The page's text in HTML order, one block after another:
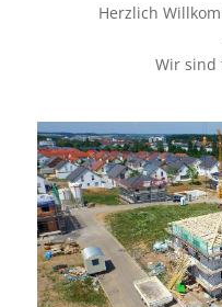
Herzlich
Wir sind